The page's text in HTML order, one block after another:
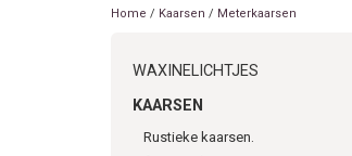
Home / Kaarsen / Meterkaarsen
WAXINELICHTJES
KAARSEN
Rustieke kaarsen.